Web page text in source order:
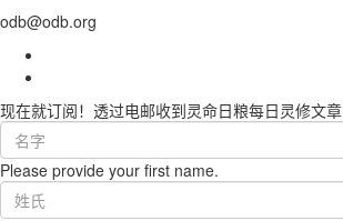
odb@odb.org
现在就订阅！透过电邮收到灵命日粮每日灵修文章
First
Name
(required)
Please provide your first name.
Last
Name